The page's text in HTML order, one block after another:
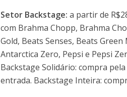
Setor Backstage: a partir de
com Brahma Chopp, Brahma
Gold, Beats Senses, Beats
Antarctica Zero, Pepsi e Pepsi
Backstage Solidário: compra
entrada. Backstage Inteira: